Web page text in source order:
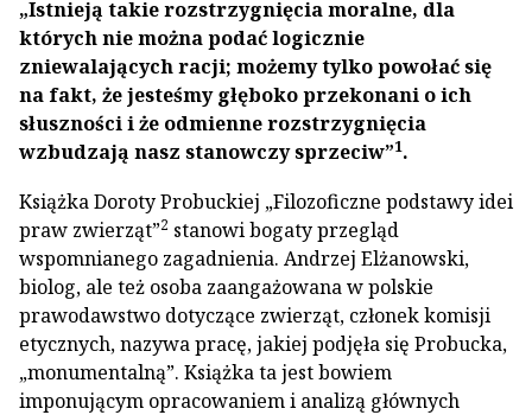
„Istnieją takie rozstrzygnięcia moralne, dla
których nie można podać logicznie
zniewalających racji; możemy tylko powołać się
na fakt, że jesteśmy głęboko przekonani o ich
słuszności i że odmienne rozstrzygnięcia
wzbudzają nasz stanowczy sprzeciw”1.
Książka Doroty Probuckiej „Filozoficzne podstawy idei
praw zwierząt”2 stanowi bogaty przegląd
wspomnianego zagadnienia. Andrzej Elżanowski,
biolog, ale też osoba zaangażowana w polskie
prawodawstwo dotyczące zwierząt, członek komisji
etycznych, nazywa pracę, jakiej podjęła się Probucka,
„monumentalną”. Książka ta jest bowiem
imponującym opracowaniem i analizą głównych